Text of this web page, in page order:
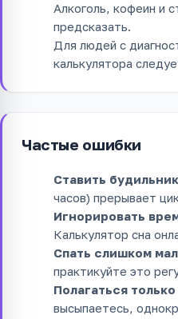
Алкоголь, кофеин и
предсказать.
Для людей с
калькулятора
Частые ошибки
Ставить
часов) прерывает
Игнорировать
Калькулятор сна
Спать слишком
практикуйте это
Полагаться
высыпаетесь,